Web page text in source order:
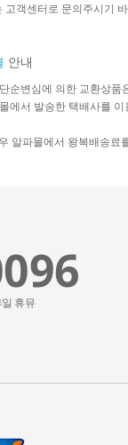
고객센터로 문의주시기
안내
순변심에 의한 교환상
에서 발송한 택배사를
알파몰에서 왕복배송료
휴뮤